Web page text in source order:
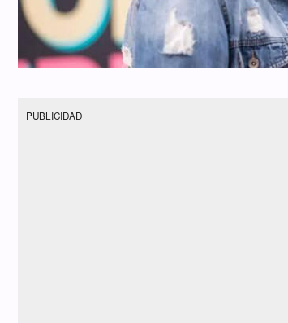
PUBLICIDAD